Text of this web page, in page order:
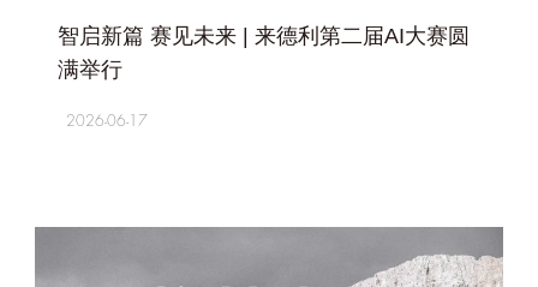
智启新篇 赛见未来 | 来德利第二届AI大赛圆
满举行
2026-06-17